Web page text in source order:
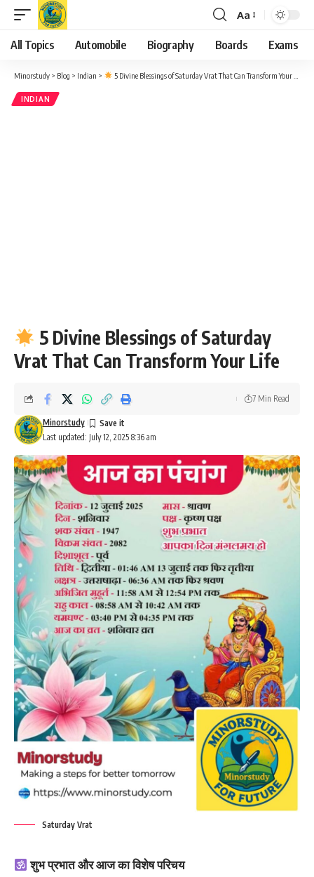
Font
Resizer
Aa
All Topics Automobile Biography Boards Exams
Minorstudy > Blog > Indian > 5 Divine Blessings of Saturday Vrat That Can Transform Your Life
INDIAN
5 Divine Blessings of Saturday
Vrat That Can Transform Your Life
Last updated: July 12, 2025 8:36 am
Minorstudy
7 Min Read
Saturday Vrat
शुभ प्रभात और आज का विशेष परिचय